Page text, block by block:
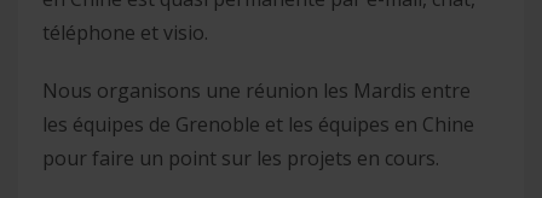
téléphone et visio.
Nous organisons une réunion les Mardis entre
les équipes de Grenoble et les équipes en Chine
pour faire un point sur les projets en cours.